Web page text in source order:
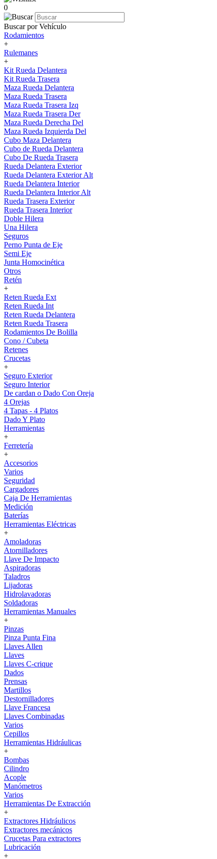
0
Buscar por Vehículo
Rodamientos
+
Rulemanes
+
Kit Rueda Delantera
Kit Rueda Trasera
Maza Rueda Delantera
Maza Rueda Trasera
Maza Rueda Trasera Izq
Maza Rueda Trasera Der
Maza Rueda Derecha Del
Maza Rueda Izquierda Del
Cubo Maza Delantera
Cubo de Rueda Delantera
Cubo De Rueda Trasera
Rueda Delantera Exterior
Rueda Delantera Exterior Alt
Rueda Delantera Interior
Rueda Delantera Interior Alt
Rueda Trasera Exterior
Rueda Trasera Interior
Doble Hilera
Una Hilera
Seguros
Perno Punta de Eje
Semi Eje
Junta Homocinética
Otros
Retén
+
Reten Rueda Ext
Reten Rueda Int
Reten Rueda Delantera
Reten Rueda Trasera
Rodamientos De Bolilla
Cono / Cubeta
Retenes
Crucetas
+
Seguro Exterior
Seguro Interior
De cardan o Dado Con Oreja
4 Orejas
4 Tapas - 4 Platos
Dado Y Plato
Herramientas
+
Ferretería
+
Accesorios
Varios
Seguridad
Cargadores
Caja De Herramientas
Medición
Baterías
Herramientas Eléctricas
+
Amoladoras
Atornilladores
Llave De Impacto
Aspiradoras
Taladros
Lijadoras
Hidrolavadoras
Soldadoras
Herramientas Manuales
+
Pinzas
Pinza Punta Fina
Llaves Allen
Llaves
Llaves C-crique
Dados
Prensas
Martillos
Destornilladores
Llave Francesa
Llaves Combinadas
Varios
Cepillos
Herramientas Hidráulicas
+
Bombas
Cilindro
Acople
Manómetros
Varios
Herramientas De Extracción
+
Extractores Hidráulicos
Extractores mecánicos
Crucetas Para extractores
Lubricación
+